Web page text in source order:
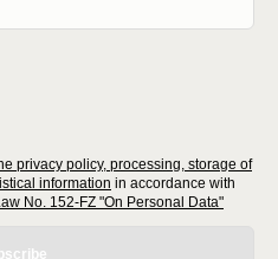
privacy policy, processing, storage of
information in accordance with
No. 152-FZ "On Personal Data"